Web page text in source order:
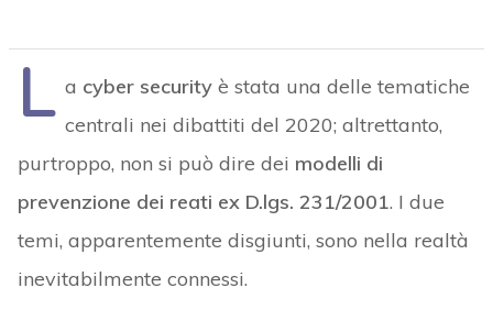
L a cyber securityè stata una delle tematiche
centrali nei dibattiti del 2020; altrettanto,
purtroppo, non si può dire dei modelli di
prevenzione dei reati ex D.lgs. 231/2001. I due
temi, apparentemente disgiunti, sono nella realtà
inevitabilmente connessi.